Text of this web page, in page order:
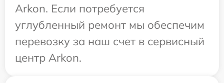
Arkon. Если потребуется
углубленный ремонт мы обеспечим
перевозку за наш счет в сервисный
центр Arkon.